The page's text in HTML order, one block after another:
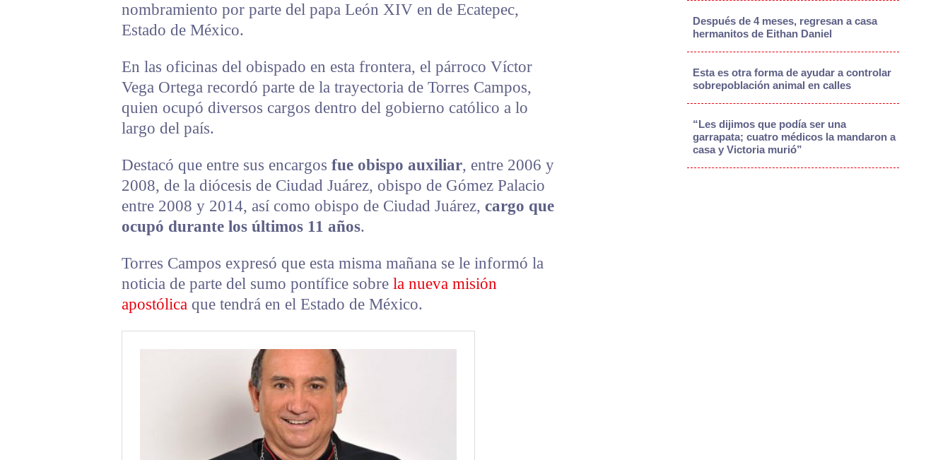
nombramiento por parte del papa León XIV en de Ecatepec,
Estado de México.
En las oficinas del obispado en esta frontera, el párroco Víctor
Vega Ortega recordó parte de la trayectoria de Torres Campos,
quien ocupó diversos cargos dentro del gobierno católico a lo
largo del país.
Destacó que entre sus encargos fue obispo auxiliar, entre 2006 y
2008, de la diócesis de Ciudad Juárez, obispo de Gómez Palacio
entre 2008 y 2014, así como obispo de Ciudad Juárez, cargo que
ocupó durante los últimos 11 años.
Torres Campos expresó que esta misma mañana se le informó la
noticia de parte del sumo pontífice sobre la nueva misión
apostólica que tendrá en el Estado de México.
Después de 4 meses, regresan a casa
hermanitos de Eithan Daniel
Esta es otra forma de ayudar a controlar
sobrepoblación animal en calles
“Les dijimos que podía ser una
garrapata; cuatro médicos la mandaron a
casa y Victoria murió”